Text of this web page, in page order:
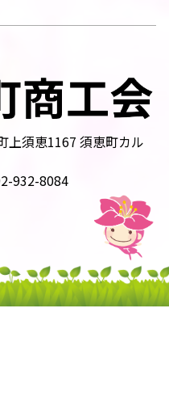
上須恵1167 須恵町カル
932-8084